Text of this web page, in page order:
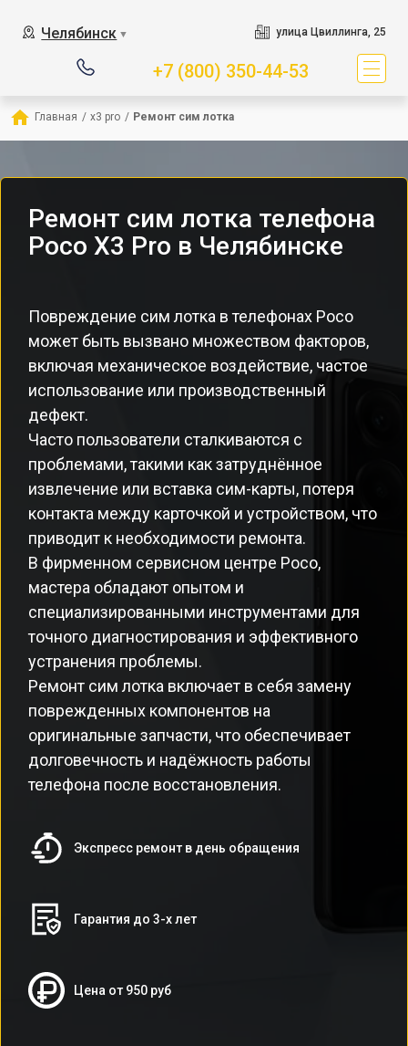
Челябинск ▼ улица Цвиллинга, 25
+7 (800) 350-44-53
Главная / x3 pro / Ремонт сим лотка
Ремонт сим лотка телефона
Poco X3 Pro в Челябинске
Повреждение сим лотка в телефонах Poco
может быть вызвано множеством факторов,
включая механическое воздействие, частое
использование или производственный
дефект.
Часто пользователи сталкиваются с
проблемами, такими как затруднённое
извлечение или вставка сим-карты, потеря
контакта между карточкой и устройством, что
приводит к необходимости ремонта.
В фирменном сервисном центре Poco,
мастера обладают опытом и
специализированными инструментами для
точного диагностирования и эффективного
устранения проблемы.
Ремонт сим лотка включает в себя замену
поврежденных компонентов на
оригинальные запчасти, что обеспечивает
долговечность и надёжность работы
телефона после восстановления.
Экспресс ремонт в день обращения
Гарантия до 3-х лет
Цена от 950 руб